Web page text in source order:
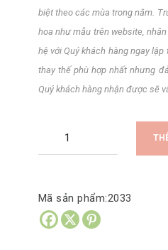
biệt theo các mùa trong năm.
hoa như mẫu trên website,
hệ với Quý khách hàng ngay
thay thế phù hợp nhất nhưng
Quý khách hàng nhận được sẽ
thành
Mã sản phẩm:2033